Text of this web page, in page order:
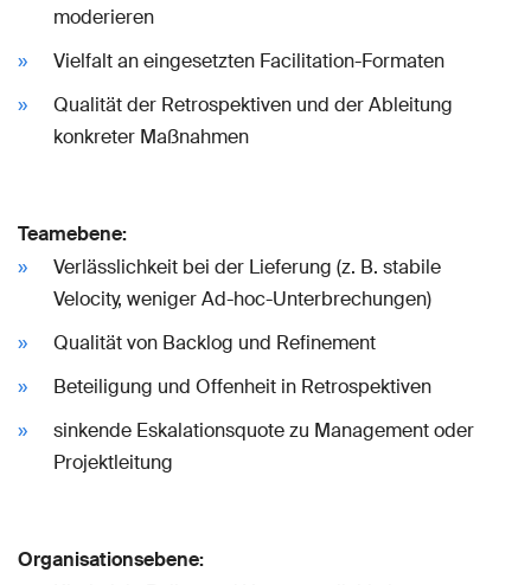
moderieren
Vielfalt an eingesetzten Facilitation-Formaten
Qualität der Retrospektiven und der Ableitung
konkreter Maßnahmen
Teamebene:
Verlässlichkeit bei der Lieferung (z. B. stabile
Velocity, weniger Ad-hoc-Unterbrechungen)
Qualität von Backlog und Refinement
Beteiligung und Offenheit in Retrospektiven
sinkende Eskalationsquote zu Management oder
Projektleitung
Organisationsebene: